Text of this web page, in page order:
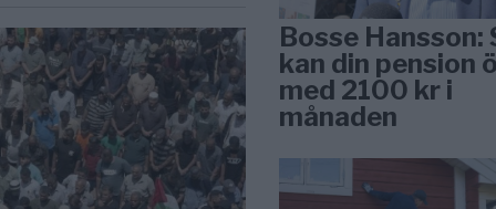
Bosse Hansson:
kan din pension
med 2100 kr i
månaden